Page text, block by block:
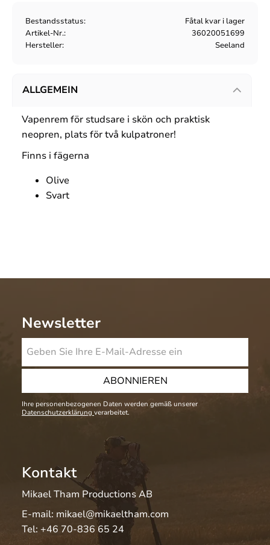
Bestandsstatus
Fåtal kvar i lager
Artikel-Nr.
36020051699
Hersteller
Seeland
ALLGEMEIN
Vapenrem för studsare i skön och praktisk
neopren, plats för två kulpatroner!
Finns i fägerna
Olive
Svart
Newsletter
ABONNIEREN
Ihre personenbezogenen Daten werden gemäß unserer
Datenschutzerklärung verarbeitet.
Kontakt
Mikael Tham Productions AB
E-mail: mikael@mikaeltham.com
Tel: +46 70-836 65 24